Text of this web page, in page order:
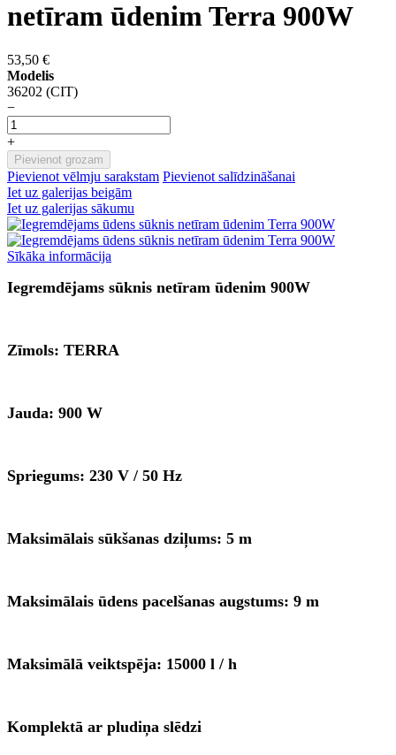
netīram ūdenim Terra 900W
53,50 €
Modelis
36202 (CIT)
−
+
Pievienot grozam
Pievienot vēlmju sarakstam Pievienot salīdzināšanai
Iet uz galerijas beigām
Iet uz galerijas sākumu
Sīkāka informācija
Iegremdējams sūknis netīram ūdenim 900W
Zīmols: TERRA
Jauda: 900 W
Spriegums: 230 V / 50 Hz
Maksimālais sūkšanas dziļums: 5 m
Maksimālais ūdens pacelšanas augstums: 9 m
Maksimālā veiktspēja: 15000 l / h
Komplektā ar pludiņa slēdzi